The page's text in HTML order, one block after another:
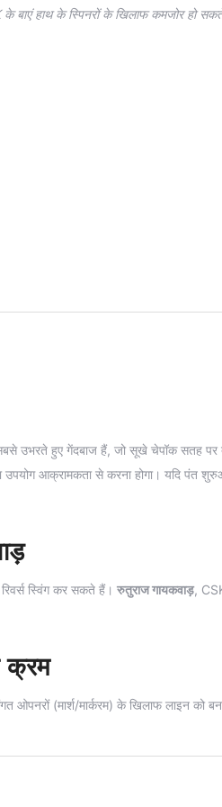
के बाएं हाथ के स्पिनरों के खिलाफ कमजोर हो
उभरते हुए गेंदबाज हैं, जो सूखे चेपॉक सतह पर
उपयोग आक्रामकता से करना होगा। यदि पंत
स्विंग कर सकते हैं। रुतुराज गायकवाड़,
क्रम
(मार्श/मार्करम) के खिलाफ लाइन को